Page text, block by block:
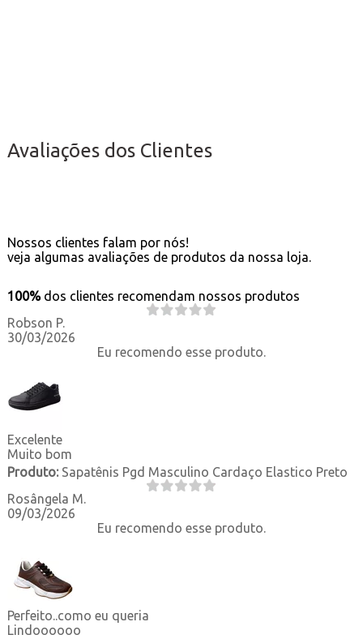
Avaliações dos Clientes
Nossos clientes falam por nós!
veja algumas avaliações de produtos da nossa loja.
100% dos clientes recomendam nossos produtos
Robson P.
30/03/2026
Eu recomendo esse produto.
Excelente
Muito bom
Produto:Sapatênis Pgd Masculino Cardaço Elastico Preto
Rosângela M.
09/03/2026
Eu recomendo esse produto.
Perfeito..como eu queria
Lindoooooo